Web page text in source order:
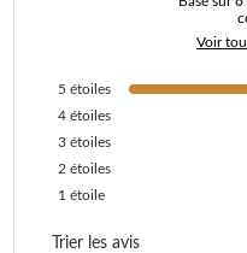
Voir
5 étoiles
4 étoiles
3 étoiles
2 étoiles
1 étoile
Trier les avis